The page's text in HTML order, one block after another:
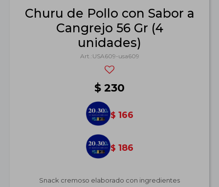
Churu de Pollo con Sabor a
Cangrejo 56 Gr (4
unidades)
USA609-usa609
$ 230
$ 166
$ 186
Snack cremoso elaborado con ingredientes